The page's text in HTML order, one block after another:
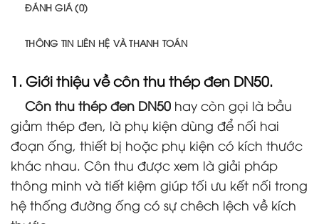
ĐÁNH GIÁ (0)
THÔNG TIN LIÊN HỆ VÀ THANH TOÁN
1. Giới thiệu vềcôn thu thép đen DN50.
Côn thu thép đen DN50 hay còn gọi là bầu
giảm thép đen, là phụ kiện dùng để nối hai
đoạn ống, thiết bị hoặc phụ kiện có kích thước
khác nhau. Côn thu được xem là giải pháp
thông minh và tiết kiệm giúp tối ưu kết nối trong
hệ thống đường ống có sự chêch lệch về kích